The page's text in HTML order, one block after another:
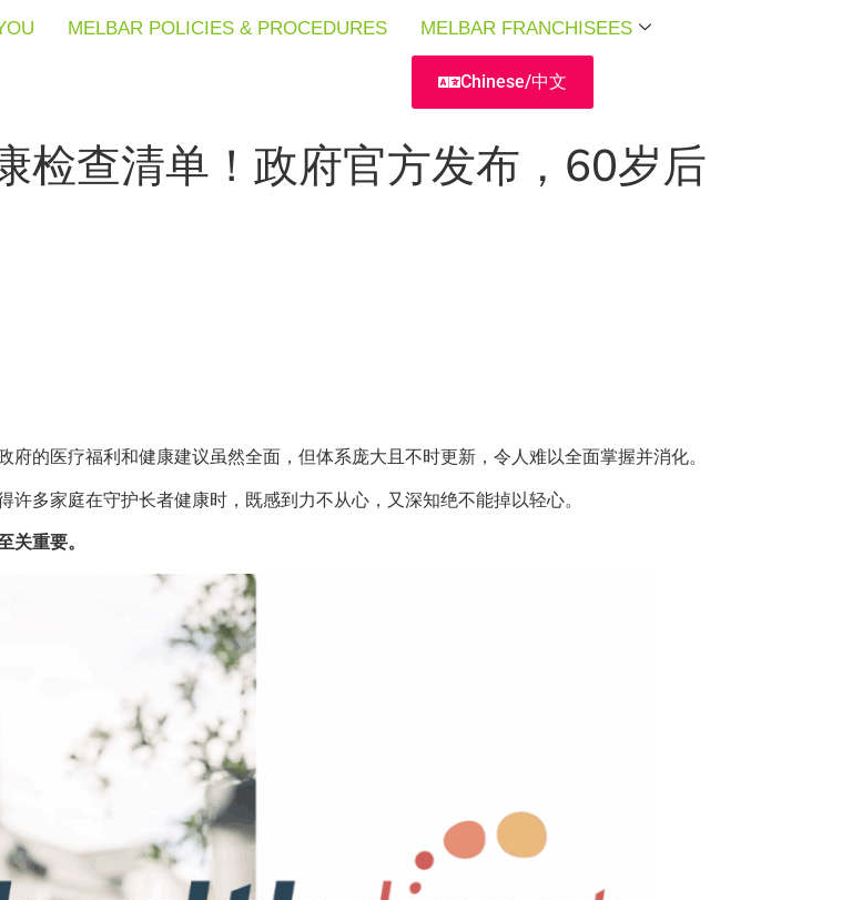
Chinese/中文
MELBAR POLICIES & PROCEDURES MELBAR FRANCHISEES
MELBAR POLICIES & PROCEDURES MELBAR FRANCHISEES
MELBAR POLICIES & PROCEDURES MELBAR FRANCHISEES
检查清单！政府官方发布，60岁后
的医疗福利和健康建议虽然全面，但体系庞大且不时更新，令人难以全面掌握并消化。
多家庭在守护长者健康时，既感到力不从心，又深知绝不能掉以轻心。
重要。